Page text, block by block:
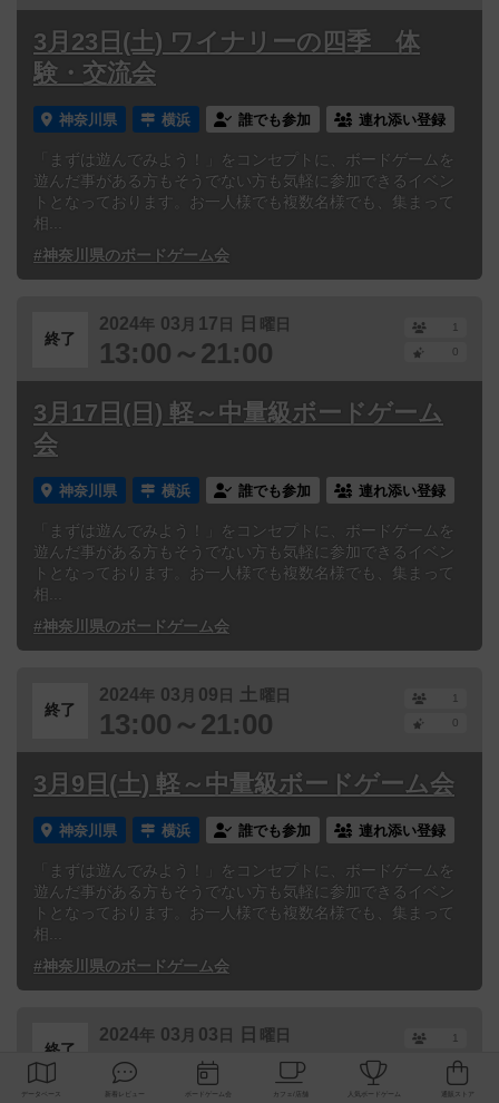
3月23日(土) ワイナリーの四季 体
験・交流会
神奈川県 横浜 誰でも参加 連れ添い登録
「まずは遊んでみよう！」をコンセプトに、ボードゲームを
遊んだ事がある方もそうでない方も気軽に参加できるイベン
トとなっております。お一人様でも複数名様でも、集まって
相...
#神奈川県のボードゲーム会
終了
2024年 03 月 17 日 日 曜日
13:00～21:00
1
0
3月17日(日) 軽～中量級ボードゲーム
会
神奈川県 横浜 誰でも参加 連れ添い登録
「まずは遊んでみよう！」をコンセプトに、ボードゲームを
遊んだ事がある方もそうでない方も気軽に参加できるイベン
トとなっております。お一人様でも複数名様でも、集まって
相...
#神奈川県のボードゲーム会
終了
2024年 03 月 09 日 土 曜日
13:00～21:00
1
0
3月9日(土) 軽～中量級ボードゲーム会
神奈川県 横浜 誰でも参加 連れ添い登録
「まずは遊んでみよう！」をコンセプトに、ボードゲームを
遊んだ事がある方もそうでない方も気軽に参加できるイベン
トとなっております。お一人様でも複数名様でも、集まって
相...
#神奈川県のボードゲーム会
終了
2024年 03 月 03 日 日 曜日
13:00～21:00
1
0